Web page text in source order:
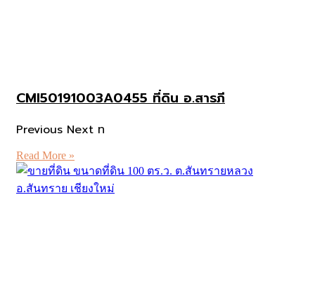
CMI50191003A0455 ที่ดิน อ.สารภี
Previous Next ท
Read More »